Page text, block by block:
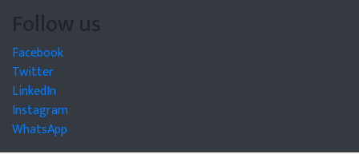
Follow us
Facebook
Twitter
LinkedIn
Instagram
WhatsApp